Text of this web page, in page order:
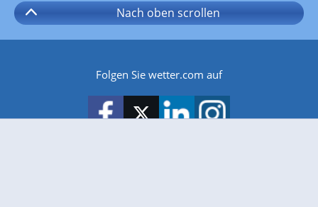
Nach oben scrollen
Folgen Sie wetter.com auf